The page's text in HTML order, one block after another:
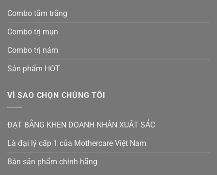
Combo tắm trắng
Combo trị mụn
Combo trị nám
Sản phẩm HOT
VÌ SAO CHỌN CHÚNG TÔI
ĐẠT BẰNG KHEN DOANH NHÂN XUẤT SẮC
Là đại lý cấp 1 của Mothercare Việt Nam
Bán sản phẩm chính hãng